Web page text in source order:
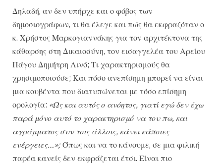
Δηλαδή, αν δεν υπήρχε και ο φόβος των
δημοσιογράφων, τι θα έλεγε και πώς θα εκφραζόταν ο
κ. Χρήστος Μαρκογιαννάκης για τον αρχιτέκτονα της
κάθαρσης στη Δικαιοσύνη, τον εισαγγελέα του Αρείου
Πάγου Δημήτρη Λινό; Τι χαρακτηρισμούς θα
χρησιμοποιούσε; Και πόσο ανεπίσημη μπορεί να είναι
μια κουβέντα που διατυπώνεται με τόσο επίσημη
ορολογία: «Ως και αυτός ο ανόητος, γιατί εγώ δεν έχω
παρά μόνο αυτό το χαρακτηρισμό να του πω, και
αγράμματος συν τοις άλλοις, κάνει κάποιες
ενέργειες…»; Όπως και να το κάνουμε, σε μια φιλική
παρέα κανείς δεν εκφράζεται έτσι. Είναι πιο